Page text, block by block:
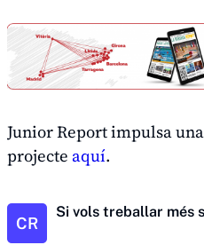
Junior Report impulsa
projecte aquí.
CR
Si vols treballar més